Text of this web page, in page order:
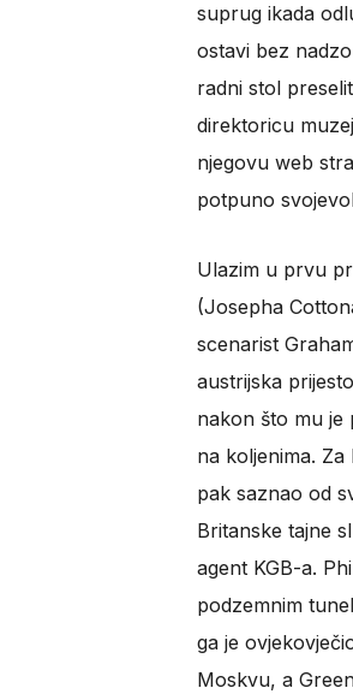
suprug ikada
ostavi bez
radni stol
direktoricu
njegovu web
potpuno
Ulazim u prvu
(Josepha
scenarist
austrijska
nakon što mu je
na koljenima.
pak saznao od
Britanske tajne
agent KGB-a.
podzemnim
ga je
Moskvu, a